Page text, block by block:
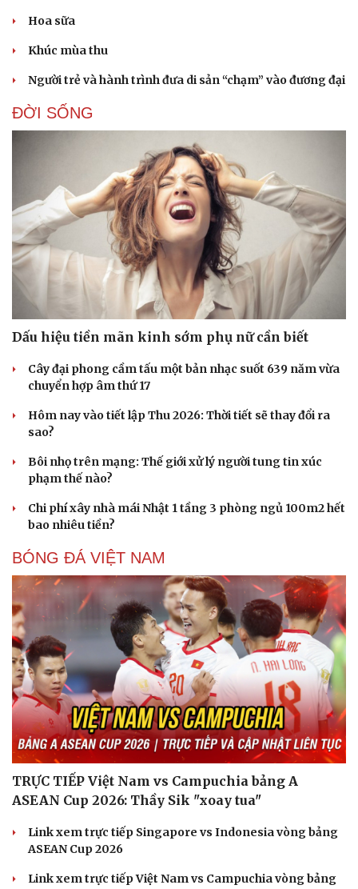
Thể thao
Bóng đá
Lịch thi đấu bóng đá
Thế giới thể thao
Hậu trường
Ô tô - Xe máy
Ô tô
Xe máy
Tư vấn
Hoa sữa
Khúc mùa thu
Người trẻ và hành trình đưa di sản “chạm” vào đương đại
ĐỜI SỐNG
Dấu hiệu tiền mãn kinh sớm phụ nữ cần biết
Cây đại phong cầm tấu một bản nhạc suốt 639 năm vừa
chuyển hợp âm thứ 17
Hôm nay vào tiết lập Thu 2026: Thời tiết sẽ thay đổi ra
sao?
Bôi nhọ trên mạng: Thế giới xử lý người tung tin xúc
phạm thế nào?
Chi phí xây nhà mái Nhật 1 tầng 3 phòng ngủ 100m2 hết
bao nhiêu tiền?
BÓNG ĐÁ VIỆT NAM
TRỰC TIẾP Việt Nam vs Campuchia bảng A
ASEAN Cup 2026: Thầy Sik "xoay tua"
Link xem trực tiếp Singapore vs Indonesia vòng bảng
ASEAN Cup 2026
Link xem trực tiếp Việt Nam vs Campuchia vòng bảng